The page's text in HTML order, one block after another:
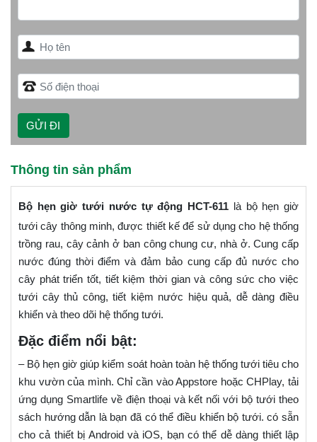
Thông tin sản phẩm
Bộ hẹn giờ tưới nước tự động HCT-611 là bộ hẹn giờ
tưới cây thông minh, được thiết kế để sử dụng cho hệ thống
trồng rau, cây cảnh ở ban công chung cư, nhà ở. Cung cấp
nước đúng thời điểm và đảm bảo cung cấp đủ nước cho
cây phát triển tốt, tiết kiệm thời gian và công sức cho việc
tưới cây thủ công, tiết kiệm nước hiệu quả, dễ dàng điều
khiển và theo dõi hệ thống tưới.
Đặc điểm nổi bật:
– Bộ hẹn giờ giúp kiểm soát hoàn toàn hệ thống tưới tiêu cho
khu vườn của mình. Chỉ cần vào Appstore hoặc CHPlay, tải
ứng dụng Smartlife về điện thoại và kết nối với bộ tưới theo
sách hướng dẫn là bạn đã có thể điều khiển bộ tưới. có sẵn
cho cả thiết bị Android và iOS, bạn có thể dễ dàng thiết lập